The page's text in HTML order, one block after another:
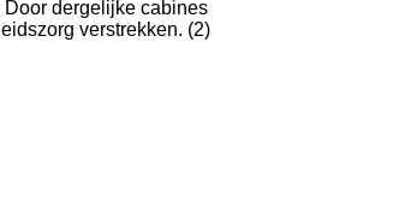
dergelijke cabines
verstrekken. (2)